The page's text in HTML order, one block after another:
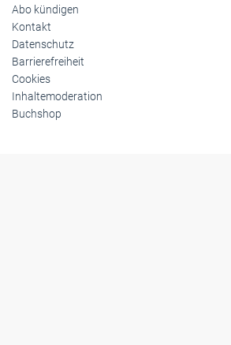
Abo kündigen
Kontakt
Datenschutz
Barrierefreiheit
Cookies
Inhaltemoderation
Buchshop